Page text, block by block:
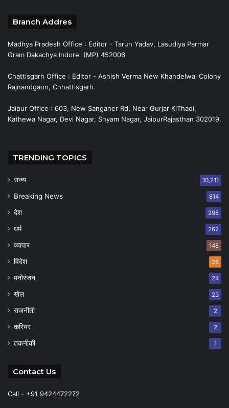
Branch Addres
Madhya Pradesh Office : Editor - Tarun Yadav, Lasudiya Parmar
Gram Dakachya Indore (MP) 452006
Chattisgarh Office : Editor - Ashish Verma New Khandelwal Colony
Rajnandgaon, Chhattisgarh.
Jaipur Office : 603, New Sanganer Rd, Near Gurjar KiThadi,
Kathewa Nagar, Devi Nagar, Shyam Nagar, JaipurRajasthan 302019.
TRENDING TOPICS
राज्य 10,211
Breaking News 814
देश 298
धर्म 262
व्यापार 148
विदेश 28
मनोरंजन 24
खेल 23
राजनीती 2
करियर 2
तकनीकी 1
Contact Us
Call - +91 9424472272